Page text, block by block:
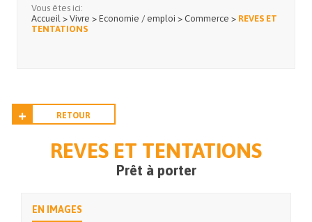
Vous êtes ici:
Accueil > Vivre > Economie / emploi > Commerce > REVES ET
TENTATIONS
RETOUR
REVES ET TENTATIONS
Prêt à porter
EN IMAGES